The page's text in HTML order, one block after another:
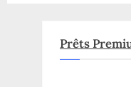
Prêts